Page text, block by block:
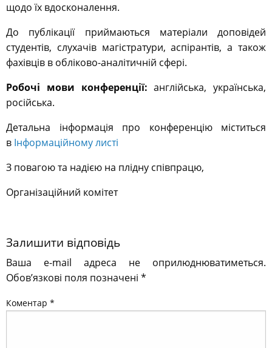
щодо їх вдосконалення.
До публікації приймаються матеріали доповідей
студентів, слухачів магістратури, аспірантів, а також
фахівців в обліково-аналітичній сфері.
Робочі мови конференції: англійська, українська,
російська.
Детальна інформація про конференцію міститься
в Інформаційному листі
З повагою та надією на плідну співпрацю,
Організаційний комітет
Залишити відповідь
Ваша e-mail адреса не оприлюднюватиметься.
Обов’язкові поля позначені *
Коментар *